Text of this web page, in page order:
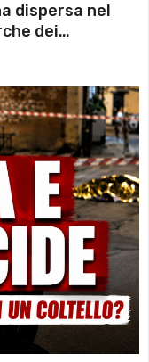
dispersa nel
dei